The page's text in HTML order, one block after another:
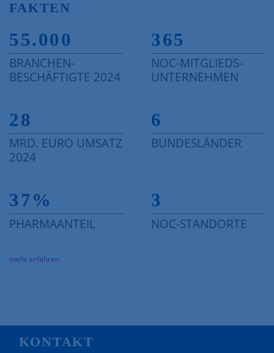
FAKTEN
55.000
BRANCHEN-
BESCHÄFTIGTE 2024
365
NOC-MITGLIEDS-
UNTERNEHMEN
28
MRD. EURO UMSATZ
2024
6
BUNDESLÄNDER
37%
PHARMAANTEIL
3
NOC-STANDORTE
mehr erfahren
KONTAKT